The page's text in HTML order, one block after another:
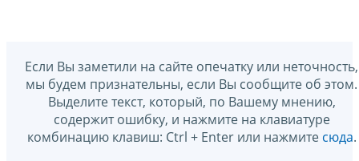
Если Вы заметили на сайте опечатку или неточность,
мы будем признательны, если Вы сообщите об этом.
Выделите текст, который, по Вашему мнению,
содержит ошибку, и нажмите на клавиатуре
комбинацию клавиш: Ctrl + Enter или нажмите сюда.